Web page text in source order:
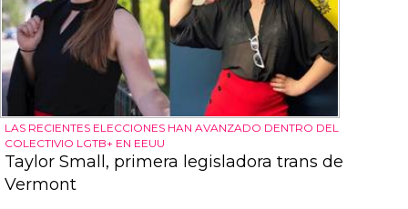
LAS RECIENTES ELECCIONES HAN AVANZADO DENTRO DEL
COLECTIVIO LGTB+ EN EEUU
Taylor Small, primera legisladora trans de
Vermont